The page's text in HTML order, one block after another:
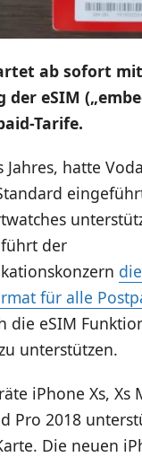
ab sofort
eSIM
Tarife.
Jahres, hatte
der
für alle
die eSIM
unterstützen.
iPhone Xs, Xs
Pro 2018
Die neuen